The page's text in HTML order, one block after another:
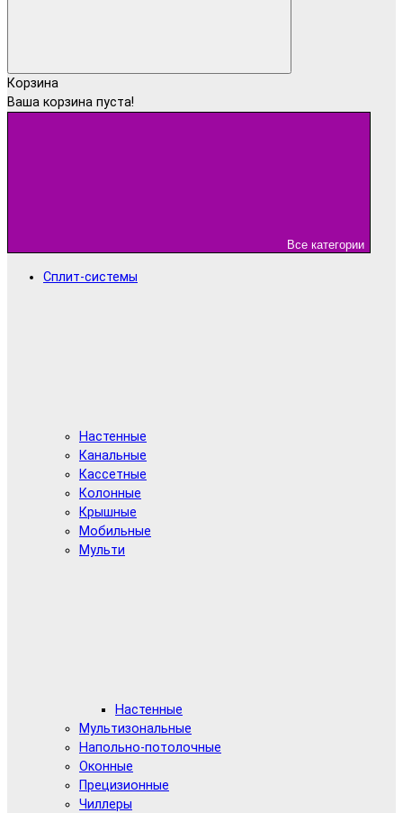
Корзина
Ваша корзина пуста!
Все категории
Сплит-системы
Настенные
Канальные
Кассетные
Колонные
Крышные
Мобильные
Мульти
Настенные
Мультизональные
Напольно-потолочные
Оконные
Прецизионные
Чиллеры